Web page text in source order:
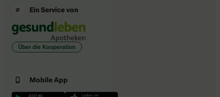
Ein Service von
Über die Kooperation
Mobile App